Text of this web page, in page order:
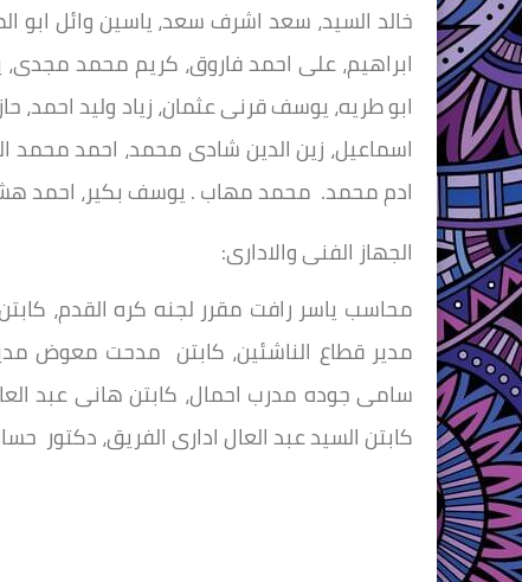
خالد السيد، سعد اشرف سعد، ياسين وائل
ابراهيم، على احمد فاروق، كريم محمد
ابو طريه، يوسف قرنى عثمان، زياد وليد
اسماعيل، زين الدين شادى محمد، احمد
ادم محمد. محمد مهاب . يوسف بكير، احمد
الجهاز الفنى والادارى:
محاسب ياسر رافت مقرر لجنه كره القدم،
مدير قطاع الناشئين، كابتن مدحت معوض
سامى جوده مدرب احمال، كابتن هانى عبد
كابتن السيد عبد العال ادارى الفريق، دكتور